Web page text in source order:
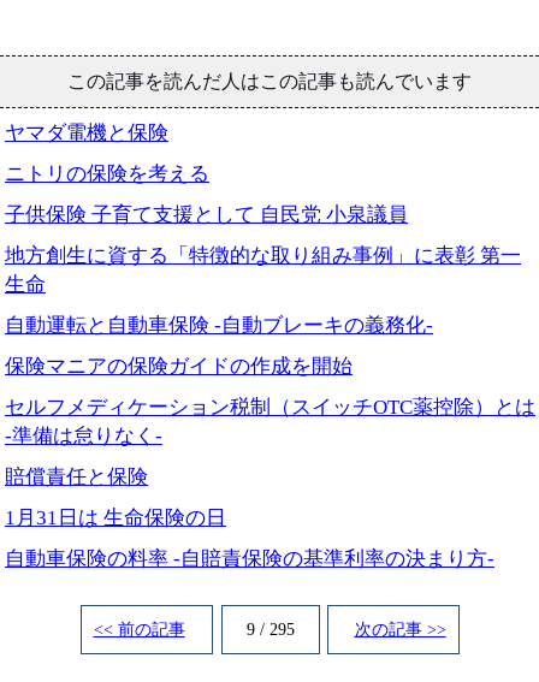
この記事を読んだ人はこの記事も読んでいます
ヤマダ電機と保険
ニトリの保険を考える
子供保険 子育て支援として 自民党 小泉議員
地方創生に資する「特徴的な取り組み事例」に表彰 第一
生命
自動運転と自動車保険 -自動ブレーキの義務化-
保険マニアの保険ガイドの作成を開始
セルフメディケーション税制（スイッチOTC薬控除）とは
-準備は怠りなく-
賠償責任と保険
1月31日は 生命保険の日
自動車保険の料率 -自賠責保険の基準利率の決まり方-
<< 前の記事 9 / 295 次の記事 >>